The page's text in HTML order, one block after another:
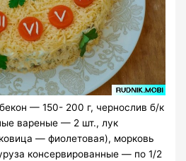
— 150- 200 г, чернослив б/к
вареные — 2 шт., лук
— фиолетовая), морковь
консервированные — по 1/2